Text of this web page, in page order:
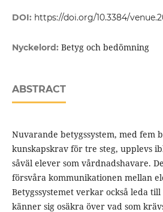
DOI: https://doi.org/10.3384/
Nyckelord: Betyg och bedömning
ABSTRACT
Nuvarande betygssystem, med fem
kunskapskrav för tre steg, upplevs
såväl elever som vårdnadshavare.
försvåra kommunikationen mellan
Betygssystemet verkar också leda
känner sig osäkra över vad som